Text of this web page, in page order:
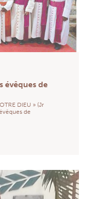
évêques de
DIEU » (Jr
de